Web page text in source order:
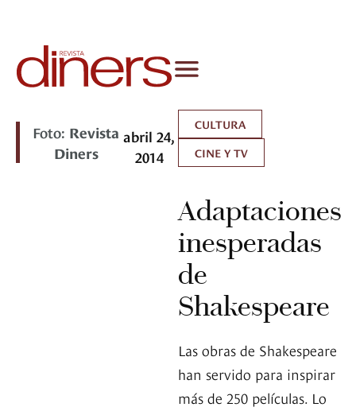
Foto: Revista
Diners
abril 24,
2014
CULTURA
CINE Y TV
Adaptaciones
inesperadas
de
Shakespeare
Las obras de Shakespeare
han servido para inspirar
más de 250 películas. Lo